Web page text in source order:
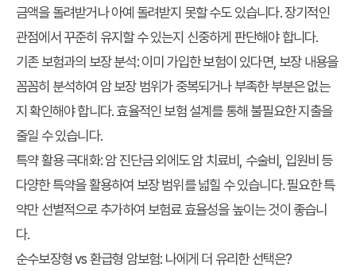
금액을 돌려받거나 아예 돌려받지 못할 수도 있습니다. 장기적인
관점에서 꾸준히 유지할 수 있는지 신중하게 판단해야 합니다.
기존 보험과의 보장 분석:이미 가입한 보험이 있다면, 보장 내용을
꼼꼼히 분석하여 암 보장 범위가 중복되거나 부족한 부분은 없는
지 확인해야 합니다. 효율적인 보험 설계를 통해 불필요한 지출을
줄일 수 있습니다.
특약 활용 극대화:암 진단금 외에도 암 치료비, 수술비, 입원비 등
다양한 특약을 활용하여 보장 범위를 넓힐 수 있습니다. 필요한 특
약만 선별적으로 추가하여 보험료 효율성을 높이는 것이 좋습니
다.
순수보장형 vs 환급형 암보험: 나에게 더 유리한 선택은?